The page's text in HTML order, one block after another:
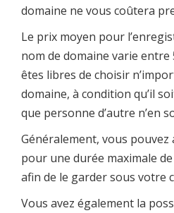
domaine ne vous coûtera
Le prix moyen pour
nom de domaine varie entre
êtes libres de choisir
domaine, à condition qu’il
que personne d’autre n’en
Généralement, vous
pour une durée maximale
afin de le garder sous votre
Vous avez également la